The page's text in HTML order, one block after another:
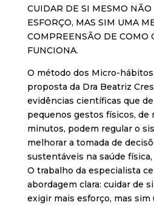
CUIDAR DE SI MESMO
ESFORÇO, MAS SIM UMA
COMPREENSÃO DE COMO
FUNCIONA.
O método dos Micro-hábitos
proposta da Dra Beatriz
evidências científicas que
pequenos gestos físicos, de
minutos, podem regular o
melhorar a tomada de
sustentáveis na saúde
O trabalho da especialista
abordagem clara: cuidar de
exigir mais esforço, mas sim